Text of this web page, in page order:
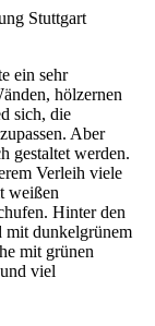
ein sehr
hölzernen
sich, die
Aber
gestaltet werden.
Verleih viele
weißen
Hinter den
mit dunkelgrünem
mit grünen
viel